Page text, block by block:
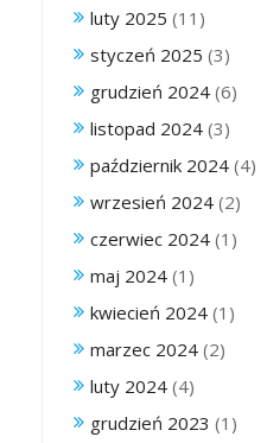
luty 2025 (11)
styczeń 2025 (3)
grudzień 2024 (6)
listopad 2024 (3)
październik 2024 (4)
wrzesień 2024 (2)
czerwiec 2024 (1)
maj 2024 (1)
kwiecień 2024 (1)
marzec 2024 (2)
luty 2024 (4)
grudzień 2023 (1)